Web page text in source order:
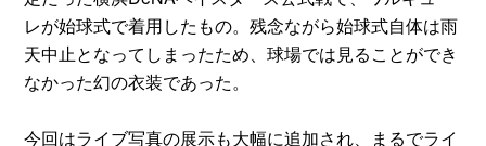
レが始球式で着用したもの。残念ながら始球式自体は雨
天中止となってしまったため、球場では見ることができ
なかった幻の衣装であった。
今回はライブ写真の展示も大幅に追加され、まるでライ